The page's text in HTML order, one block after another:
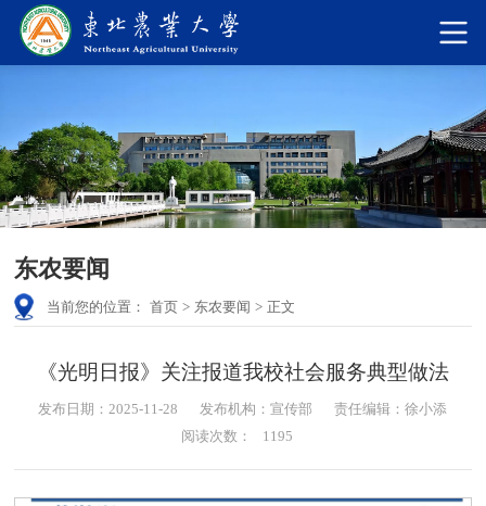
东农要闻
当前您的位置： 首页 > 东农要闻 > 正文
《光明日报》关注报道我校社会服务典型做法
发布日期：2025-11-28 发布机构：宣传部
责任编辑：徐小添
阅读次数：
1195